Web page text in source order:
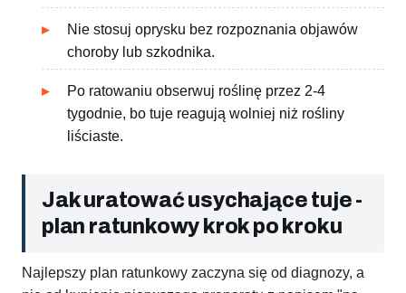
Nie stosuj oprysku bez rozpoznania objawów
choroby lub szkodnika.
Po ratowaniu obserwuj roślinę przez 2-4
tygodnie, bo tuje reagują wolniej niż rośliny
liściaste.
Jak uratować usychające tuje -
plan ratunkowy krok po kroku
Najlepszy plan ratunkowy zaczyna się od diagnozy, a